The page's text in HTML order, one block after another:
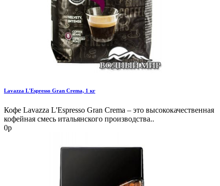
Lavazza L'Espresso Gran Crema, 1 кг
Кофе Lavazza L'Espresso Gran Crema – это высококачественная
кофейная смесь итальянского производства..
0р